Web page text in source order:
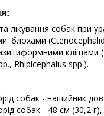
лікування собак при
блохами
кліщами
Rhipicephalus spp.).
собак - нашийник
собак - 48 см (30,2